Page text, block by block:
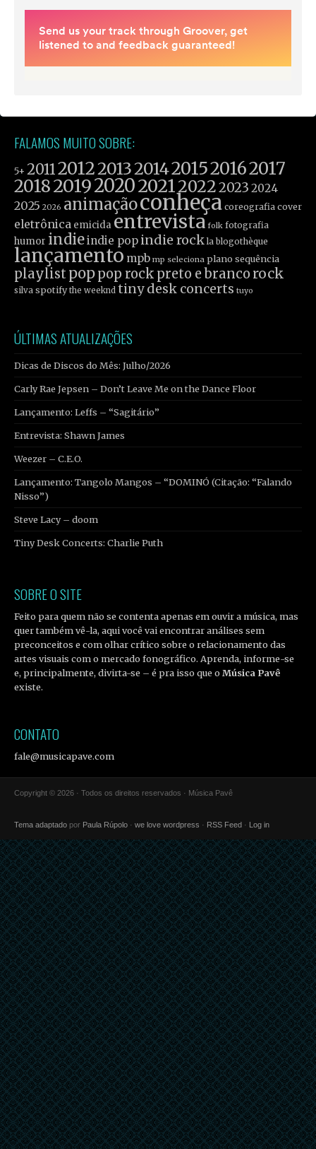
FALAMOS MUITO SOBRE:
5+ 2011201220132014201520162017
201820192020202120222023 2024
2025 2026 animaçãoconheça coreografia cover
eletrônica emicida entrevista folk fotografia
humor indieindie pop indie rock la blogothèque
lançamento mpb mp seleciona plano sequência
playlist poppop rock preto e branco rock
silva spotify the weeknd tiny desk concerts tuyo
ÚLTIMAS ATUALIZAÇÕES
Dicas de Discos do Mês: Julho/2026
Carly Rae Jepsen – Don’t Leave Me on the Dance Floor
Lançamento: Leffs – “Sagitário”
Entrevista: Shawn James
Weezer – C.E.O.
Lançamento: Tangolo Mangos – “DOMINÓ (Citação: “Falando
Nisso”)
Steve Lacy – doom
Tiny Desk Concerts: Charlie Puth
SOBRE O SITE
Feito para quem não se contenta apenas em ouvir a música, mas
quer também vê-la, aqui você vai encontrar análises sem
preconceitos e com olhar crítico sobre o relacionamento das
artes visuais com o mercado fonográfico. Aprenda, informe-se
e, principalmente, divirta-se – é pra isso que oMúsica Pavê
existe.
CONTATO
fale@musicapave.com
Copyright © 2026 · Todos os direitos reservados · Música Pavê
Tema adaptado por Paula Rúpolo · we love wordpress · RSS Feed · Log in